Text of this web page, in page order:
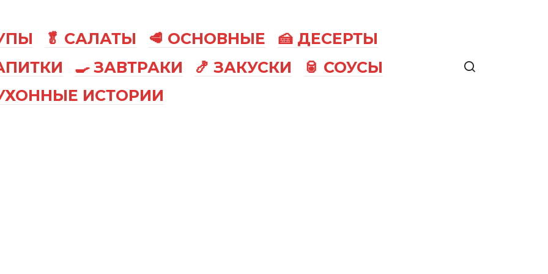
🥬 САЛАТЫ 🥩 ОСНОВНЫЕ
🍰 ДЕСЕРТЫ
🍳 ЗАВТРАКИ 🍤 ЗАКУСКИ
🥫 СОУСЫ
ИСТОРИИ